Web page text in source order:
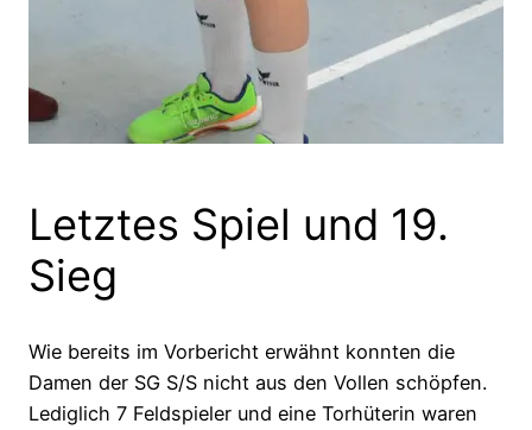
Letztes Spiel und 19.
Sieg
Wie bereits im Vorbericht erwähnt konnten die
Damen der SG S/S nicht aus den Vollen schöpfen.
Lediglich 7 Feldspieler und eine Torhüterin waren